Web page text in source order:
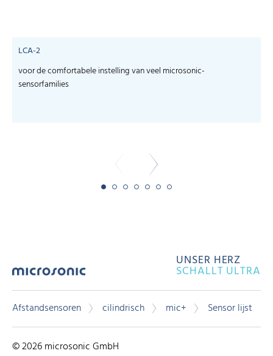
LCA-2
voor de comfortabele instelling van veel microsonic-
sensorfamilies
UNSER HERZ
SCHALLT ULTRA
Afstandsensoren cilindrisch mic+ Sensor lijst
© 2026 microsonic GmbH